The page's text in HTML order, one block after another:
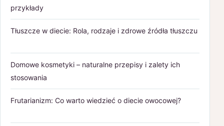
przykłady
Tłuszcze w diecie: Rola, rodzaje i zdrowe źródła tłuszczu
Domowe kosmetyki – naturalne przepisy i zalety ich
stosowania
Frutarianizm: Co warto wiedzieć o diecie owocowej?